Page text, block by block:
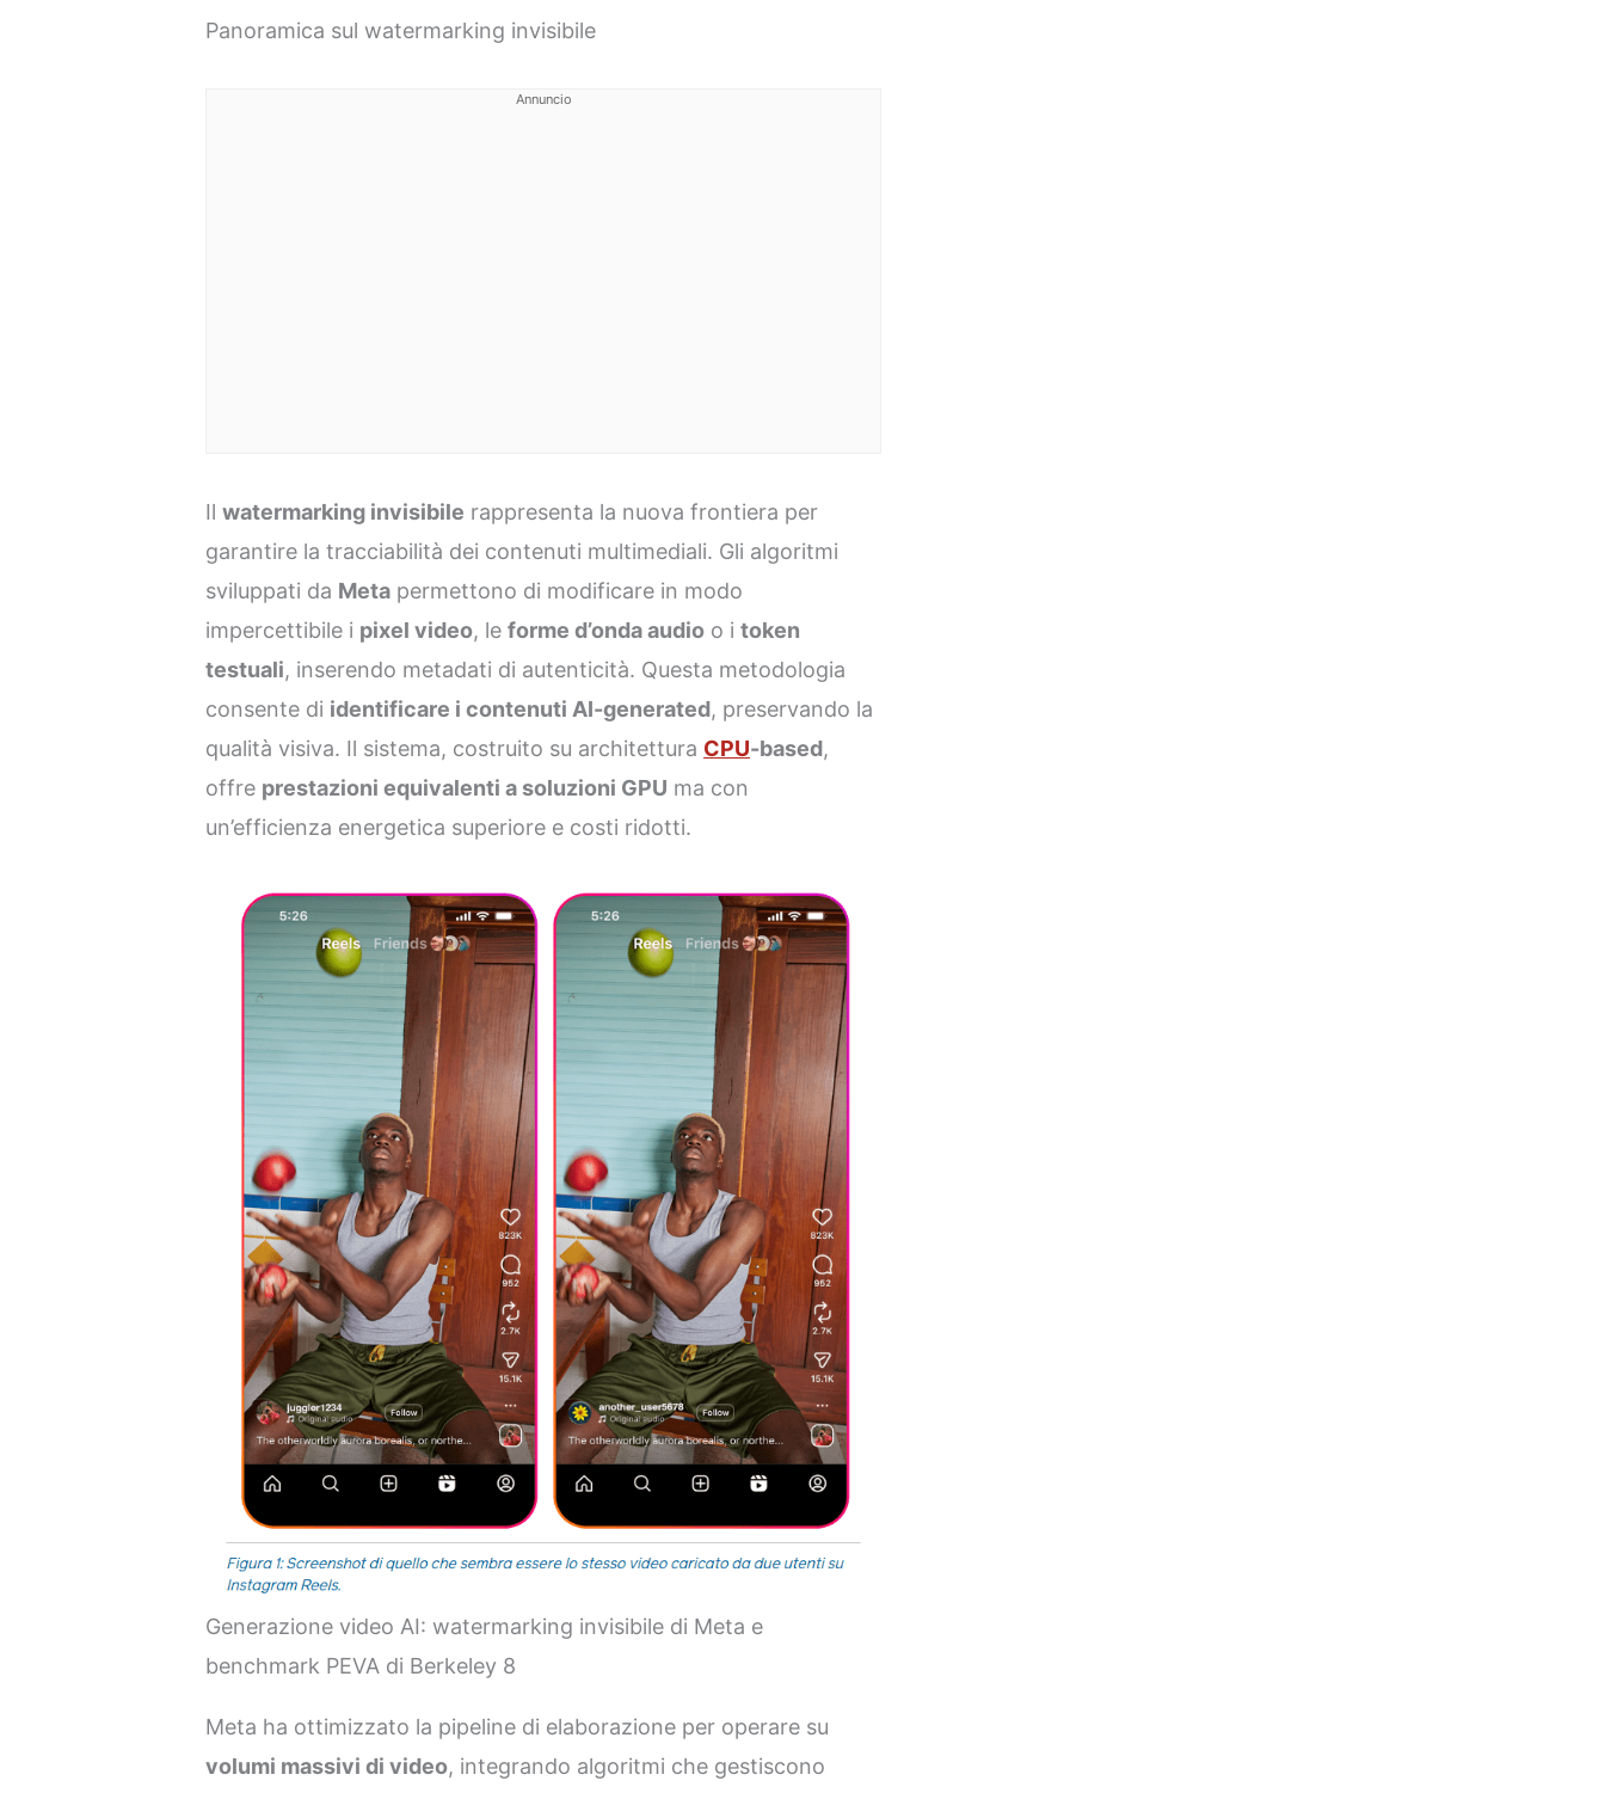
Panoramica sul watermarking invisibile
Annuncio
Ilwatermarking invisibile rappresenta la nuova frontiera per
garantire la tracciabilità dei contenuti multimediali. Gli algoritmi
sviluppati da Meta permettono di modificare in modo
impercettibile i pixel video, leforme d’onda audio o itoken
testuali, inserendo metadati di autenticità. Questa metodologia
consente di identificare i contenuti AI-generated, preservando la
qualità visiva. Il sistema, costruito su architettura CPU-based,
offre prestazioni equivalenti a soluzioni GPU ma con
un’efficienza energetica superiore e costi ridotti.
Generazione video AI: watermarking invisibile di Meta e
benchmark PEVA di Berkeley 8
Meta ha ottimizzato la pipeline di elaborazione per operare su
volumi massivi di video, integrando algoritmi che gestiscono